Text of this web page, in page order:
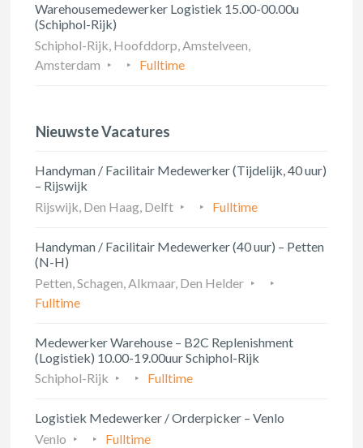
Warehousemedewerker Logistiek 15.00-00.00u
(Schiphol-Rijk)
Schiphol-Rijk, Hoofddorp, Amstelveen,
Amsterdam
Fulltime
Nieuwste Vacatures
Handyman / Facilitair Medewerker (Tijdelijk, 40 uur)
– Rijswijk
Rijswijk, Den Haag, Delft
Fulltime
Handyman / Facilitair Medewerker (40 uur) – Petten
(N-H)
Petten, Schagen, Alkmaar, Den Helder
Fulltime
Medewerker Warehouse – B2C Replenishment
(Logistiek) 10.00-19.00uur Schiphol-Rijk
Schiphol-Rijk
Fulltime
Logistiek Medewerker / Orderpicker – Venlo
Venlo
Fulltime